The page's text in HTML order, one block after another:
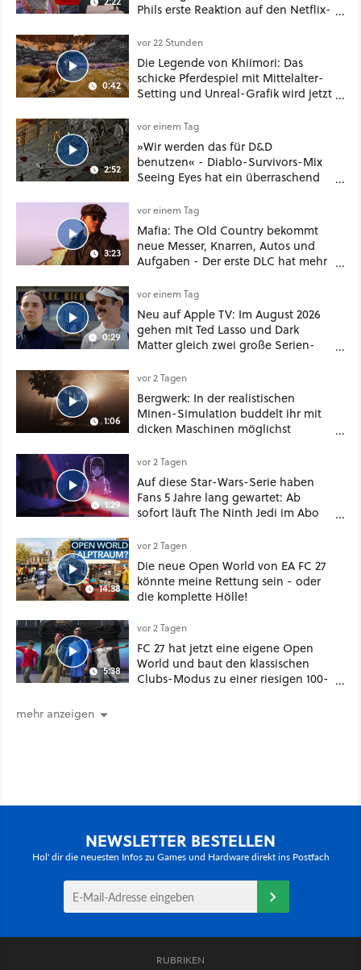
Phils erste Reaktion auf den Netflix-
0:42
vor 22 Stunden
Die Legende von Khiimori: Das
schicke Pferdespiel mit Mittelalter-
Setting und Unreal-Grafik wird jetzt
2:52
vor einem Tag
»Wir werden das für D&D
benutzen« - Diablo-Survivors-Mix
Seeing Eyes hat ein überraschend
3:23
vor einem Tag
Mafia: The Old Country bekommt
neue Messer, Knarren, Autos und
Aufgaben - Der erste DLC hat mehr
0:29
vor einem Tag
Neu auf Apple TV: Im August 2026
gehen mit Ted Lasso und Dark
Matter gleich zwei große Serien-
1:06
vor 2 Tagen
Bergwerk: In der realistischen
Minen-Simulation buddelt ihr mit
dicken Maschinen möglichst
1:29
vor 2 Tagen
Auf diese Star-Wars-Serie haben
Fans 5 Jahre lang gewartet: Ab
sofort läuft The Ninth Jedi im Abo
14:38
vor 2 Tagen
Die neue Open World von EA FC 27
könnte meine Rettung sein - oder
die komplette Hölle!
5:38
vor 2 Tagen
FC 27 hat jetzt eine eigene Open
World und baut den klassischen
Clubs-Modus zu einer riesigen 100-
mehr anzeigen
NEWSLETTER BESTELLEN
Hol' dir die neuesten Infos zu Games und Hardware direkt ins Postfach
RUBRIKEN